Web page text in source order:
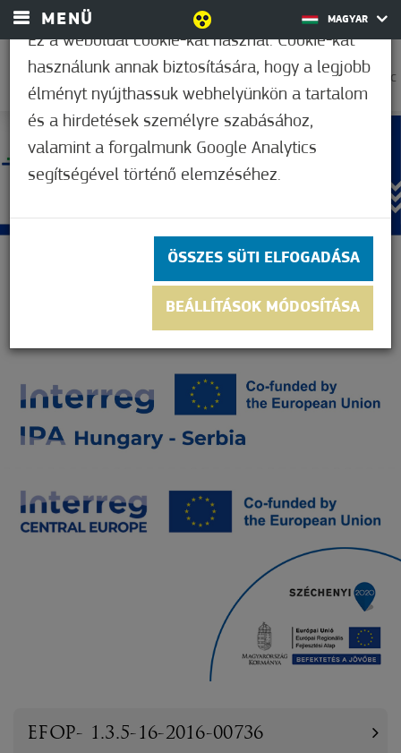
MENÜ MAGYAR
33,9°C
EFOP- 1.3.5-16-2016-00736
Ez a weboldal cookie-kat használ. Cookie-kat
használunk annak biztosítására, hogy a legjobb
élményt nyújthassuk webhelyünkön a tartalom
és a hirdetések személyre szabásához,
valamint a forgalmunk Google Analytics
segítségével történő elemzéséhez.
ÖSSZES SÜTI ELFOGADÁSA
BEÁLLÍTÁSOK MÓDOSÍTÁSA